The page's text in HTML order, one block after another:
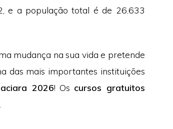
e a população total é de 26.633
mudança na sua vida e pretende
das mais importantes instituições
2026! Os cursos gratuitos